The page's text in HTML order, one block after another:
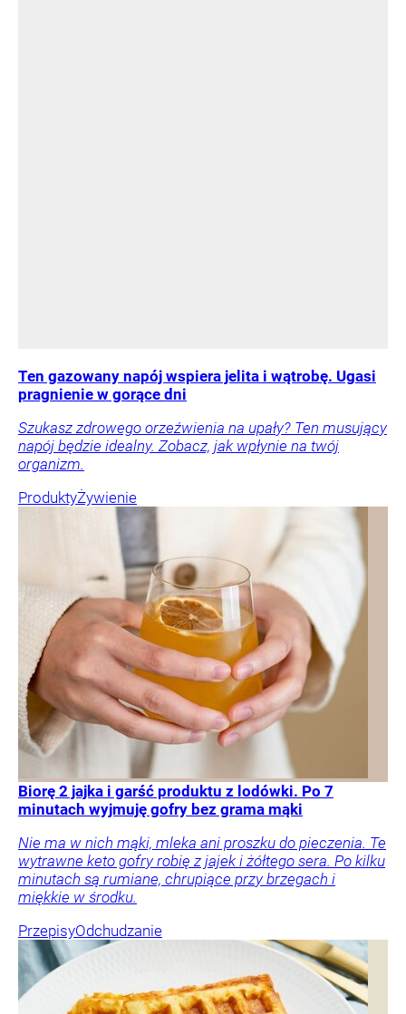
Ten gazowany napój wspiera jelita i wątrobę. Ugasi
pragnienie w gorące dni
Szukasz zdrowego orzeźwienia na upały? Ten musujący
napój będzie idealny. Zobacz, jak wpłynie na twój
organizm.
ProduktyŻywienie
Biorę 2 jajka i garść produktu z lodówki. Po 7
minutach wyjmuję gofry bez grama mąki
Nie ma w nich mąki, mleka ani proszku do pieczenia. Te
wytrawne keto gofry robię z jajek i żółtego sera. Po kilku
minutach są rumiane, chrupiące przy brzegach i
miękkie w środku.
PrzepisyOdchudzanie